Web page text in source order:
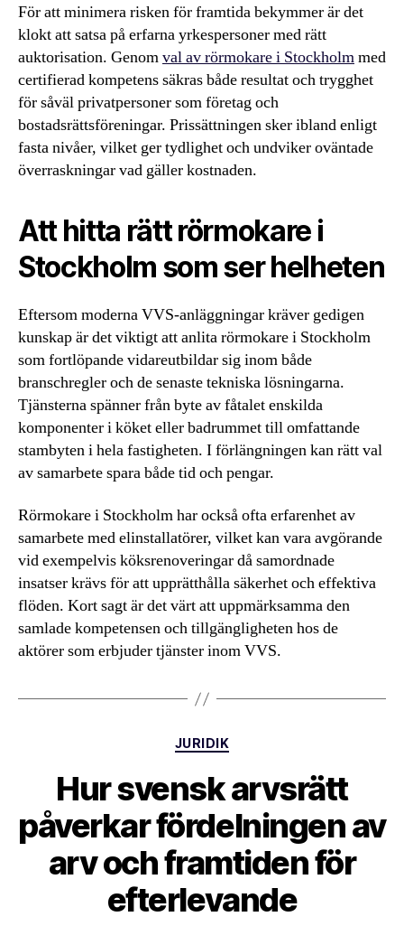
För att minimera risken för framtida bekymmer är det
klokt att satsa på erfarna yrkespersoner med rätt
auktorisation. Genomval av rörmokare i Stockholmmed
certifierad kompetens säkras både resultat och trygghet
för såväl privatpersoner som företag och
bostadsrättsföreningar. Prissättningen sker ibland enligt
fasta nivåer, vilket ger tydlighet och undviker oväntade
överraskningar vad gäller kostnaden.
Att hitta rätt rörmokare i
Stockholm som ser helheten
Eftersom moderna VVS-anläggningar kräver gedigen
kunskap är det viktigt att anlita rörmokare i Stockholm
som fortlöpande vidareutbildar sig inom både
branschregler och de senaste tekniska lösningarna.
Tjänsterna spänner från byte av fåtalet enskilda
komponenter i köket eller badrummet till omfattande
stambyten i hela fastigheten. I förlängningen kan rätt val
av samarbete spara både tid och pengar.
Rörmokare i Stockholm har också ofta erfarenhet av
samarbete med elinstallatörer, vilket kan vara avgörande
vid exempelvis köksrenoveringar då samordnade
insatser krävs för att upprätthålla säkerhet och effektiva
flöden. Kort sagt är det värt att uppmärksamma den
samlade kompetensen och tillgängligheten hos de
aktörer som erbjuder tjänster inom VVS.
Kategorier
JURIDIK
Hur svensk arvsrätt
påverkar fördelningen av
arv och framtiden för
efterlevande